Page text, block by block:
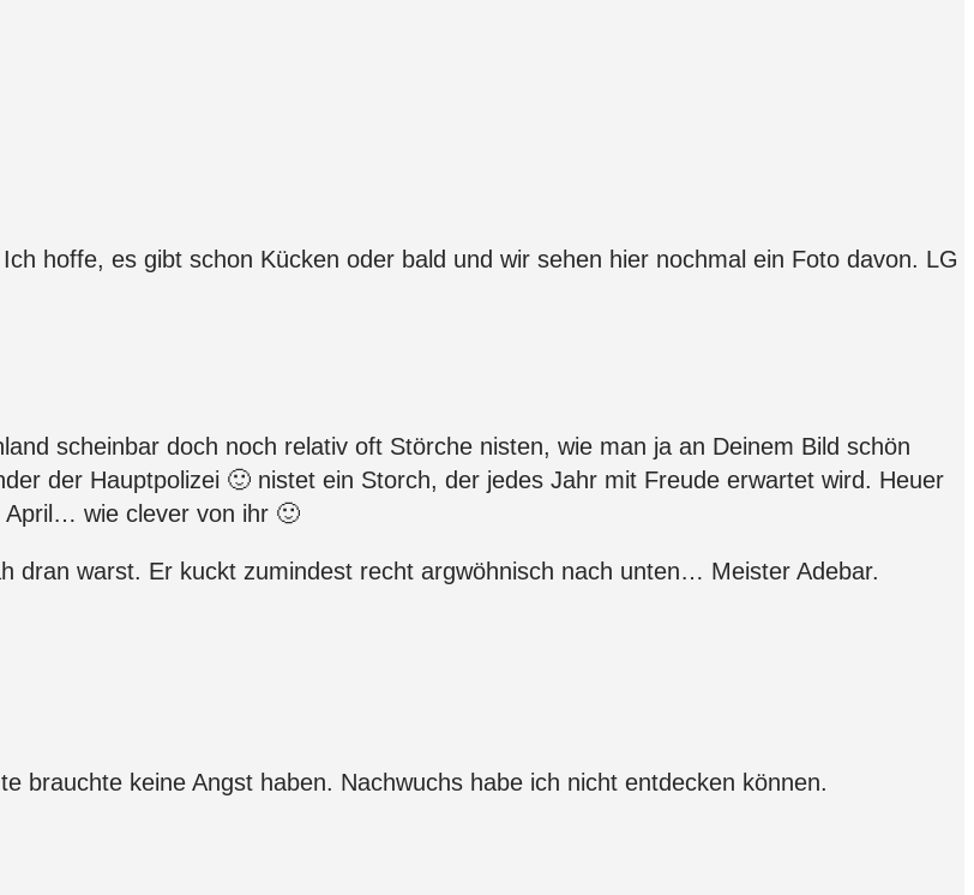
hoffe, es gibt schon Kücken oder bald und wir sehen hier nochmal ein Foto davon. LG
scheinbar doch noch relativ oft Störche nisten, wie man ja an Deinem Bild schön
der Hauptpolizei 🙂 nistet ein Storch, der jedes Jahr mit Freude erwartet wird. Heuer
wie clever von ihr 🙂
dran warst. Er kuckt zumindest recht argwöhnisch nach unten… Meister Adebar.
brauchte keine Angst haben. Nachwuchs habe ich nicht entdecken können.